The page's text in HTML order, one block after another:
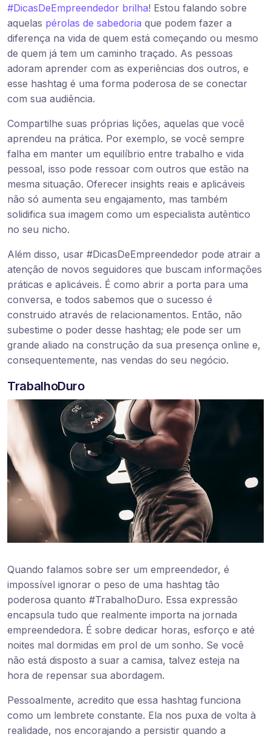
#DicasDeEmpreendedor brilha! Estou falando sobre
aquelas pérolas de sabedoria que podem fazer a
diferença na vida de quem está começando ou mesmo
de quem já tem um caminho traçado. As pessoas
adoram aprender com as experiências dos outros, e
esse hashtag é uma forma poderosa de se conectar
com sua audiência.
Compartilhe suas próprias lições, aquelas que você
aprendeu na prática. Por exemplo, se você sempre
falha em manter um equilíbrio entre trabalho e vida
pessoal, isso pode ressoar com outros que estão na
mesma situação. Oferecer insights reais e aplicáveis
não só aumenta seu engajamento, mas também
solidifica sua imagem como um especialista autêntico
no seu nicho.
Além disso, usar #DicasDeEmpreendedor pode atrair a
atenção de novos seguidores que buscam informações
práticas e aplicáveis. É como abrir a porta para uma
conversa, e todos sabemos que o sucesso é
construido através de relacionamentos. Então, não
subestime o poder desse hashtag; ele pode ser um
grande aliado na construção da sua presença online e,
consequentemente, nas vendas do seu negócio.
TrabalhoDuro
Quando falamos sobre ser um empreendedor, é
impossível ignorar o peso de uma hashtag tão
poderosa quanto #TrabalhoDuro. Essa expressão
encapsula tudo que realmente importa na jornada
empreendedora. É sobre dedicar horas, esforço e até
noites mal dormidas em prol de um sonho. Se você
não está disposto a suar a camisa, talvez esteja na
hora de repensar sua abordagem.
Pessoalmente, acredito que essa hashtag funciona
como um lembrete constante. Ela nos puxa de volta à
realidade, nos encorajando a persistir quando a